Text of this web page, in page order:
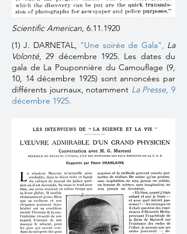
Scientific American, 6.11.1920
(1) J. DARNETAL, "Une soirée de Gala", La
Volonté, 29 décembre 1925. Les dates du
gala de La Pouponnière du Camouflage (9,
10, 14 décembre 1925) sont annoncées par
différents journaux, notamment La Presse, 9
décembre 1925.